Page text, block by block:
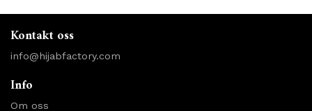
Kontakt oss
info@hijabfactory.com
Info
Om oss